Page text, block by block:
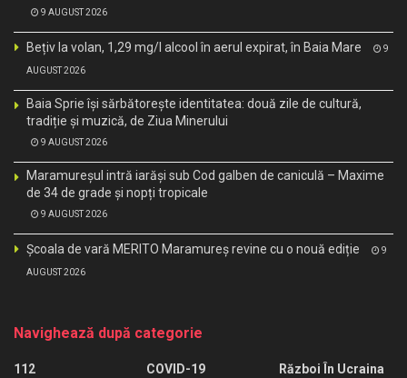
9 AUGUST 2026
Bețiv la volan, 1,29 mg/l alcool în aerul expirat, în Baia Mare 9
AUGUST 2026
Baia Sprie își sărbătorește identitatea: două zile de cultură,
tradiție și muzică, de Ziua Minerului
9 AUGUST 2026
Maramureșul intră iarăși sub Cod galben de caniculă – Maxime
de 34 de grade și nopți tropicale
9 AUGUST 2026
Școala de vară MERITO Maramureș revine cu o nouă ediție 9
AUGUST 2026
Navighează după categorie
112
COVID-19
Război În Ucraina